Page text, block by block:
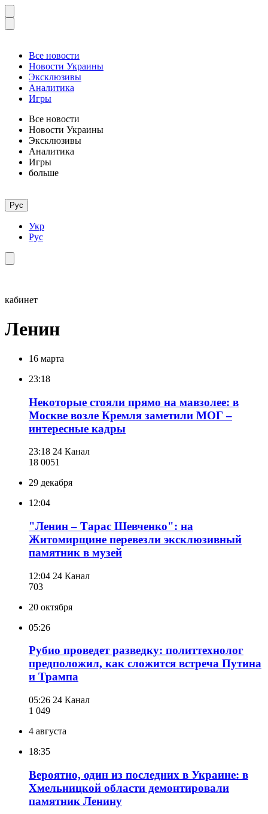
Все новости
Новости Украины
Эксклюзивы
Аналитика
Игры
Все новости
Новости Украины
Эксклюзивы
Аналитика
Игры
больше
Рус
Укр
Рус
кабинет
Ленин
16 марта
23:18
Некоторые стояли прямо на мавзолее: в
Москве возле Кремля заметили МОГ –
интересные кадры
23:18 24 Канал
18 0051
29 декабря
12:04
"Ленин – Тарас Шевченко": на
Житомирщине перевезли эксклюзивный
памятник в музей
12:04 24 Канал
703
20 октября
05:26
Рубио проведет разведку: политтехнолог
предположил, как сложится встреча Путина
и Трампа
05:26 24 Канал
1 049
4 августа
18:35
Вероятно, один из последних в Украине: в
Хмельницкой области демонтировали
памятник Ленину